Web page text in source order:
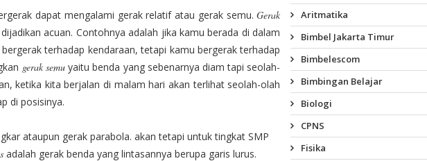
dapat mengalami gerak relatif atau gerak semu.Gerak
acuan. Contohnya adalah jika kamu berada di dalam
terhadap kendaraan, tetapi kamu bergerak terhadap
gerak semuyaitu benda yang sebenarnya diam tapi seolah-
ketika kita berjalan di malam hari akan terlihat seolah-olah
di posisinya.
ataupun gerak parabola. akan tetapi untuk tingkat SMP
adalah gerak benda yang lintasannya berupa garis lurus.
Aritmatika
Bimbel Jakarta Timur
Bimbelescom
Bimbingan Belajar
Biologi
CPNS
Fisika